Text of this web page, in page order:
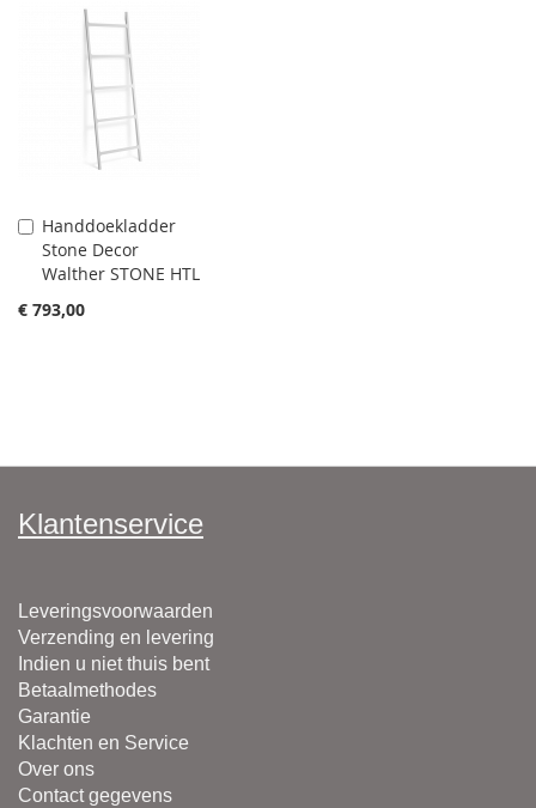
Handdoekladder
Stone Decor
Walther STONE HTL
€ 793,00
Aan
winkelwagen
toevoegen
Klantenservice
Leveringsvoorwaarden
Verzending en levering
Indien u niet thuis bent
Betaalmethodes
Garantie
Klachten en Service
Over ons
Contact gegevens